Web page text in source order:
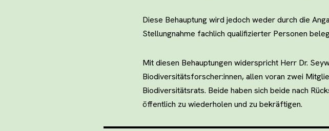
Diese Behauptung wird jedoch weder durch die
Stellungnahme fachlich qualifizierter Personen
Mit diesen Behauptungen widerspricht Herr Dr.
Biodiversitätsforscher:innen, allen voran zwei
Biodiversitätsrats. Beide haben sich beide nach
öffentlich zu wiederholen und zu bekräftigen.